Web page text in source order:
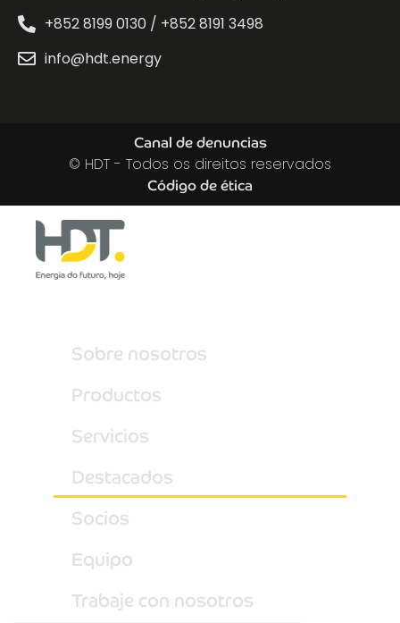
+852 8199 0130 / +852 8191 3498
info@hdt.energy
Canal de denuncias
© HDT - Todos os direitos reservados
Código de ética
Sobre nosotros
Productos
Servicios
Destacados
Socios
Equipo
Trabaje con nosotros